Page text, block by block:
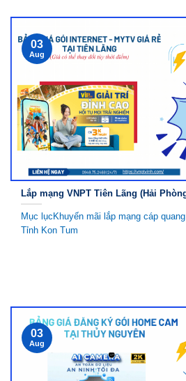
Lắp mạng VNPT Tiên Lãng (Hải
Mục lụcKhuyến mãi lắp mạng cáp
Tỉnh Kon Tum
03
Aug
03
Aug